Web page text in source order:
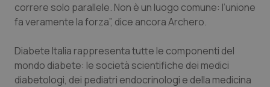
Lombardia
Marche
Molise
Dolore
Donna & Salute
Epatiti
correre solo parallele. Non è un luogo comune: l’unione
fa veramente la forza”, dice ancora Archero.
Diabete Italia rappresenta tutte le componenti del
mondo diabete: le società scientifiche dei medici
diabetologi, dei pediatri endocrinologi e della medicina